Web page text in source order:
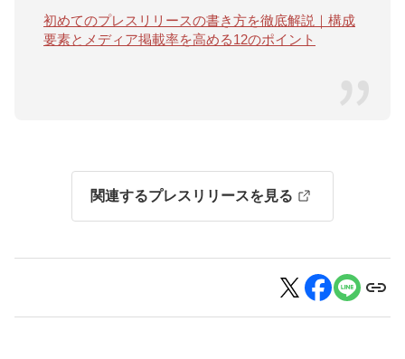
初めてのプレスリリースの書き方を徹底解説｜構成
要素とメディア掲載率を高める12のポイント
関連するプレスリリースを見る